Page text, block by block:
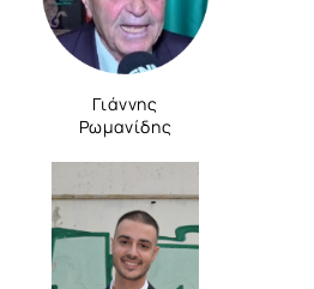
Γιάννης
Ρωμανίδης